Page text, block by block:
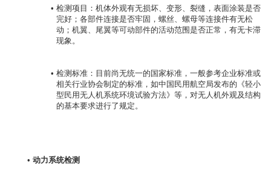
检测项目：机体外观有无损坏、变形、裂缝，表面涂装是否
完好；各部件连接是否牢固，螺丝、螺母等连接件有无松
动；机翼、尾翼等可动部件的活动范围是否正常，有无卡滞
现象。
检测标准：目前尚无统一的国家标准，一般参考企业标准或
相关行业协会制定的标准，如中国民用航空局发布的《轻小
型民用无人机系统环境试验方法》等，对无人机外观及结构
的基本要求进行了规定。
动力系统检测